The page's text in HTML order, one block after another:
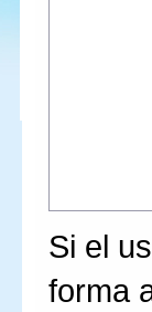
Si el
forma